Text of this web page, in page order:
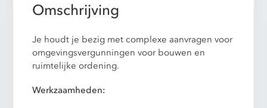
Omschrijving
Je houdt je bezig met complexe aanvragen voor
omgevingsvergunningen voor bouwen en
ruimtelijke ordening.
Werkzaamheden: